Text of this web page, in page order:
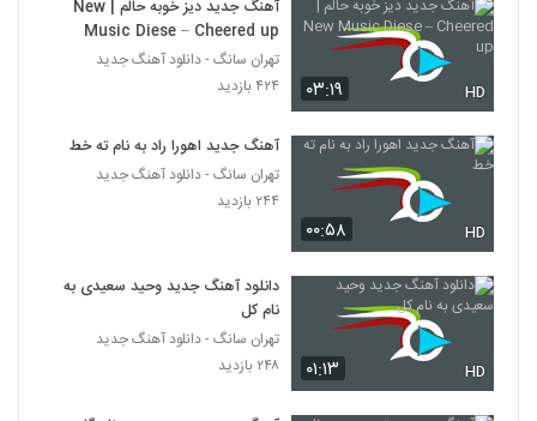
۰۳:۱۹ HD
آهنگ جدید دیز خوبه حالم | New
Music Diese – Cheered up
تهران سانگ - دانلود آهنگ جدید
۴۲۴ بازدید
۰۰:۵۸ HD
آهنگ جدید اهورا راد به نام ته خط
تهران سانگ - دانلود آهنگ جدید
۲۴۴ بازدید
۰۱:۱۳ HD
دانلود آهنگ جدید وحید سعیدی به
نام کل
تهران سانگ - دانلود آهنگ جدید
۲۴۸ بازدید